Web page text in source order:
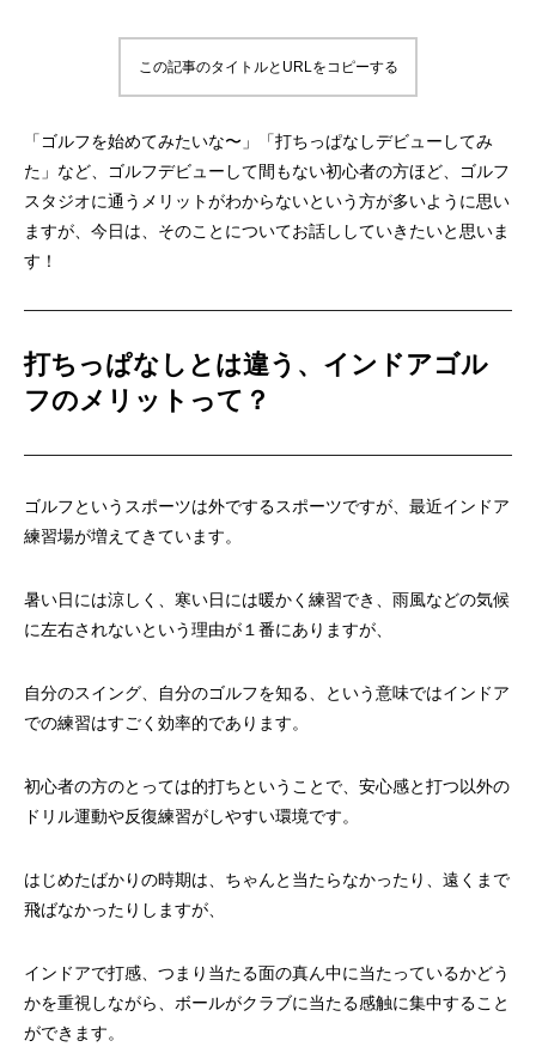
この記事のタイトルとURLをコピーする
「ゴルフを始めてみたいな〜」「打ちっぱなしデビューしてみ
た」など、ゴルフデビューして間もない初心者の方ほど、ゴルフ
スタジオに通うメリットがわからないという方が多いように思い
ますが、今日は、そのことについてお話ししていきたいと思いま
す！
打ちっぱなしとは違う、インドアゴル
フのメリットって？
ゴルフというスポーツは外でするスポーツですが、最近インドア
練習場が増えてきています。
暑い日には涼しく、寒い日には暖かく練習でき、雨風などの気候
に左右されないという理由が１番にありますが、
自分のスイング、自分のゴルフを知る、という意味ではインドア
での練習はすごく効率的であります。
初心者の方のとっては的打ちということで、安心感と打つ以外の
ドリル運動や反復練習がしやすい環境です。
はじめたばかりの時期は、ちゃんと当たらなかったり、遠くまで
飛ばなかったりしますが、
インドアで打感、つまり当たる面の真ん中に当たっているかどう
かを重視しながら、ボールがクラブに当たる感触に集中すること
ができます。